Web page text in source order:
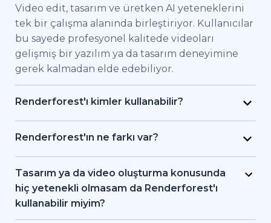
Video edit, tasarım ve üretken AI yeteneklerini
tek bir çalışma alanında birleştiriyor. Kullanıcılar
bu sayede profesyonel kalitede videoları
gelişmiş bir yazılım ya da tasarım deneyimine
gerek kalmadan elde edebiliyor.
Renderforest'ı kimler kullanabilir?
Renderforest kaliteli videoları hızlıca elde etmek
isteyen bireysel kullanıcılar ve ekipler için
çalışan freelancer'lar ve içerik üreticileri
Renderforest sayesinde bir prodüksiyon ekibi
tutmadan markalı videolar, eğitici içerikler ya da
Renderforest'ın ne farkı var?
Renderforest çeşitli AI ve video üretim
modellerini aynı platformda bir araya getiriyor.
Kullanıcılar bu sayede yazıdan, stok
görüntülerden ya da AI araçlarıyla video ve
Tasarım ya da video oluşturma konusunda
hiç yetenekli olmasam da Renderforest'ı
kullanabilir miyim?
Evet. Renderforest 1.200'den fazla şablon, AI